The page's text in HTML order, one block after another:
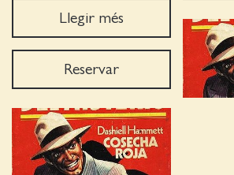
Llegir més
Reservar